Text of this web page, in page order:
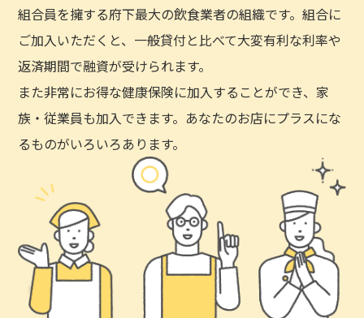
組合員を擁する府下最大の飲食業者の組織です。組合に
ご加入いただくと、一般貸付と比べて大変有利な利率や
返済期間で融資が受けられます。
また非常にお得な健康保険に加入することができ、家
族・従業員も加入できます。あなたのお店にプラスにな
るものがいろいろあります。